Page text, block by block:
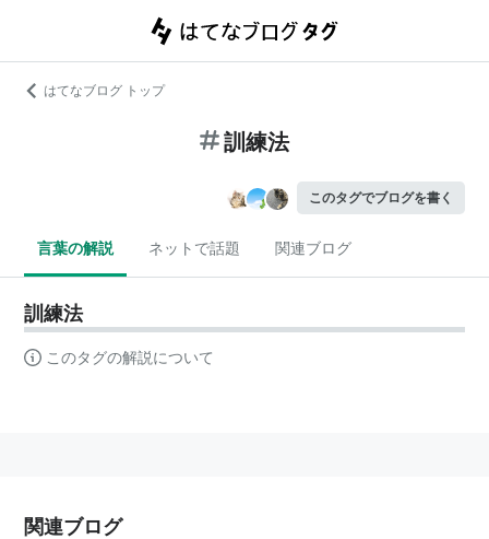
はてなブログ トップ
訓練法
このタグでブログを書く
言葉の解説 ネットで話題 関連ブログ
訓練法
このタグの解説について
関連ブログ